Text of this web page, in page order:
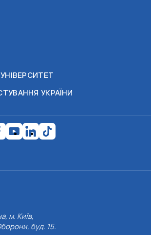
УКРАЇНИ
м. Київ,
буд. 15.